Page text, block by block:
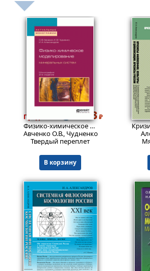
Пред.заказ! 1323₽
Физико-химическое моделирование минеральных систем 2-е изд. , испр. И доп. Монография. Монография.
Авченко О.В., Чудненко К.В.,
Твердый переплет
В корзину